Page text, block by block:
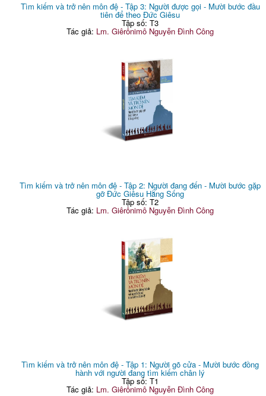
Tìm kiếm và trở nên môn đệ - Tập 3: Người được gọi - Mười bước đầu
tiên để theo Đức Giêsu
Tập số: T3
Tác giả: Lm. Giêrônimô Nguyễn Đình Công
Tìm kiếm và trở nên môn đệ - Tập 2: Người đang đến - Mười bước gặp
gỡ Đức Giêsu Hằng Sống
Tập số: T2
Tác giả: Lm. Giêrônimô Nguyễn Đình Công
Tìm kiếm và trở nên môn đệ - Tập 1: Người gõ cửa - Mười bước đồng
hành với người đang tìm kiếm chân lý
Tập số: T1
Tác giả: Lm. Giêrônimô Nguyễn Đình Công